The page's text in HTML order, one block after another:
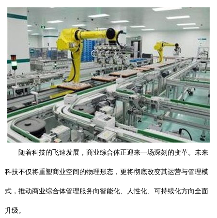
随着科技的飞速发展，商业综合体正迎来一场深刻的变革。未来
科技不仅将重塑商业空间的物理形态，更将彻底改变其运营与管理模
式，推动商业综合体管理服务向智能化、人性化、可持续化方向全面
升级。